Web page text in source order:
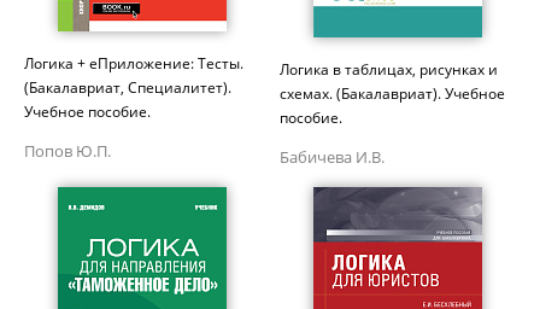
Логика + еПриложение: Тесты.
(Бакалавриат, Специалитет).
Учебное пособие.
Попов Ю.П.
Логика в таблицах, рисунках и
схемах. (Бакалавриат). Учебное
пособие.
Бабичева И.В.